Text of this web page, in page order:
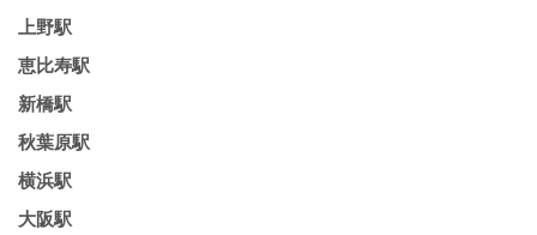
上野駅
恵比寿駅
新橋駅
秋葉原駅
横浜駅
大阪駅